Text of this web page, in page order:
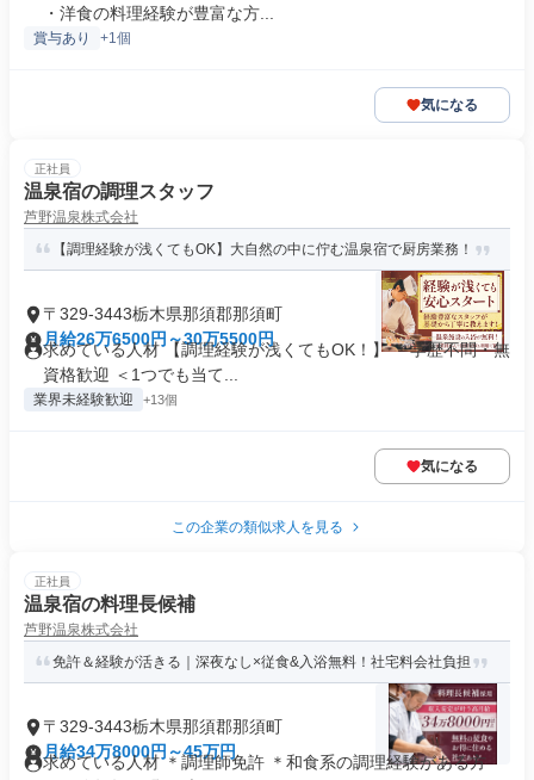
・洋食の料理経験が豊富な方...
賞与あり +1個
気になる
正社員
温泉宿の調理スタッフ
芦野温泉株式会社
【調理経験が浅くてもOK】大自然の中に佇む温泉宿で厨房業務！
〒329-3443栃木県那須郡那須町
月給26万6500円～30万5500円
求めている人材 【調理経験が浅くてもOK！】 ＊学歴不問・無
資格歓迎 ＜1つでも当て...
業界未経験歓迎 +13個
気になる
この企業の類似求人を見る
正社員
温泉宿の料理長候補
芦野温泉株式会社
免許＆経験が活きる｜深夜なし×従食&入浴無料！社宅料会社負担
〒329-3443栃木県那須郡那須町
月給34万8000円～45万円
求めている人材 ＊調理師免許 ＊和食系の調理経験がある方